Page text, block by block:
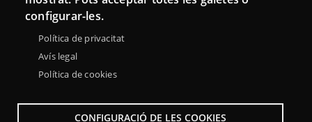
configurar-les.
Política de privacitat
Avís legal
Política de cookies
CONFIGURACIÓ DE LES COOKIES